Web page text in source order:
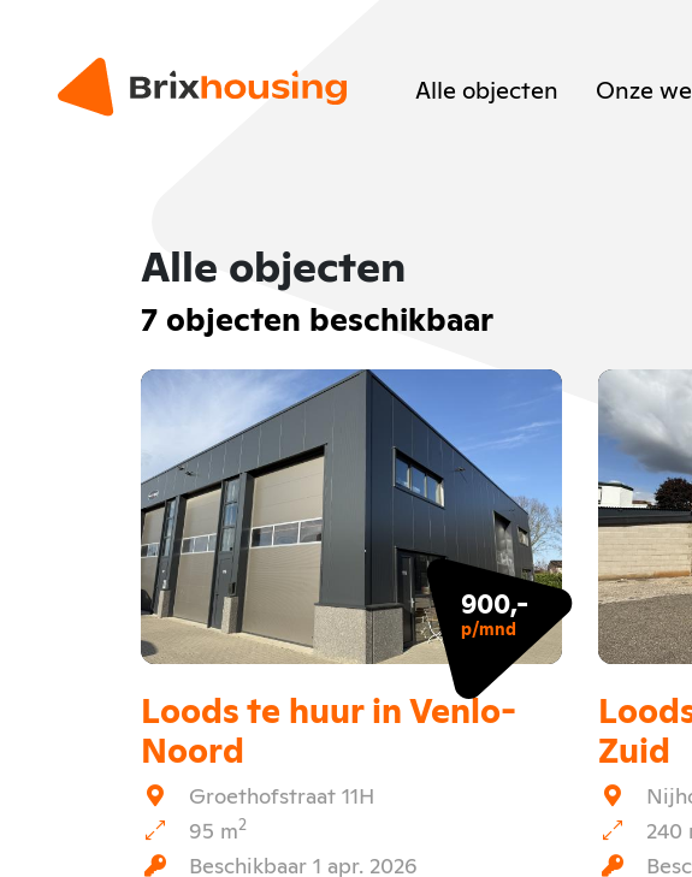
Alle objecten Onze
Alle objecten
7 objecten beschikbaar
900,-
p/mnd
Loods te huur in Venlo-
Noord
Groethofstraat 11H
95 m2
Beschikbaar 1 apr. 2026
Zuid
240